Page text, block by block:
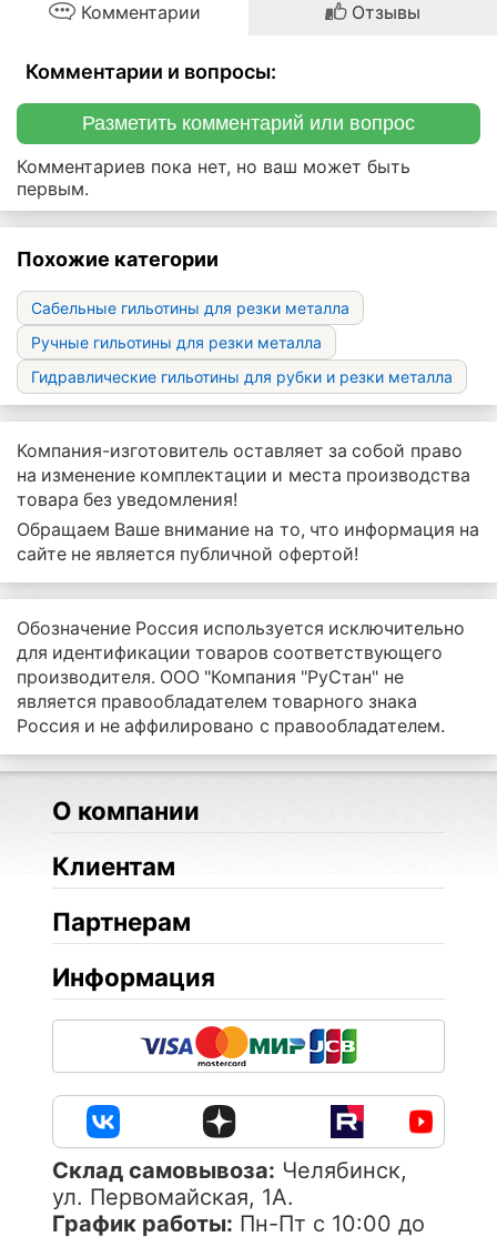
Комментарии Отзывы
Комментарии и вопросы:
Разметить комментарий или вопрос
Комментариев пока нет, но ваш может быть
первым.
Похожие категории
Сабельные гильотины для резки металла
Ручные гильотины для резки металла
Гидравлические гильотины для рубки и резки металла
Компания-изготовитель оставляет за собой право
на изменение комплектации и места производства
товара без уведомления!
Обращаем Ваше внимание на то, что информация на
сайте не является публичной офертой!
Обозначение Россия используется исключительно
для идентификации товаров соответствующего
производителя. ООО "Компания "РуСтан" не
является правообладателем товарного знака
Россия и не аффилировано с правообладателем.
О компании
Клиентам
Партнерам
Информация
Cклад самовывоза: Челябинск,
ул. Первомайская, 1А.
График работы: Пн-Пт с 10:00 до